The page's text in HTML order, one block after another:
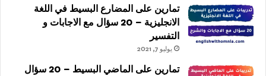
تمارين على المضارع البسيط في اللغة
الانجليزية – 20 سؤال مع الاجابات و
التفسير
يوليو 7, 2021
تمارين على الماضي البسيط – 20 سؤال